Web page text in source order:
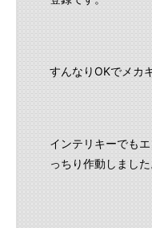
すんなりOKでメカ
インテリキーでも
っちり作動しました